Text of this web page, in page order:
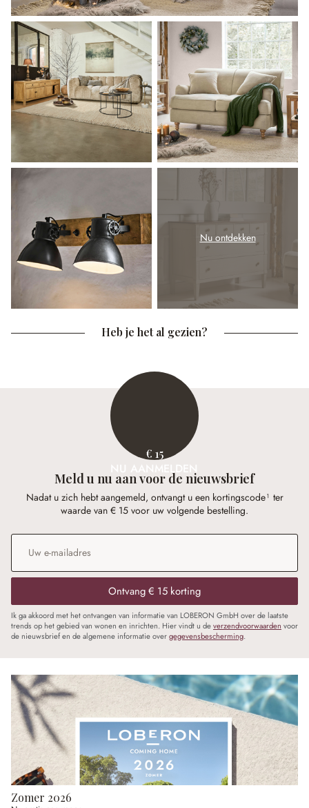
Nu ontdekken
Heb je het al gezien?
€ 15
NU AANMELDEN
Meld u nu aan voor de nieuwsbrief
Nadat u zich hebt aangemeld, ontvangt u een kortingscode¹ ter
waarde van € 15 voor uw volgende bestelling.
E-mailadres*
Ontvang € 15 korting
Ik ga akkoord met het ontvangen van informatie van LOBERON GmbH over de laatste
trends op het gebied van wonen en inrichten. Hier vindt u deverzendvoorwaarden voor
de nieuwsbrief en de algemene informatie overgegevensbescherming.
Zomer 2026